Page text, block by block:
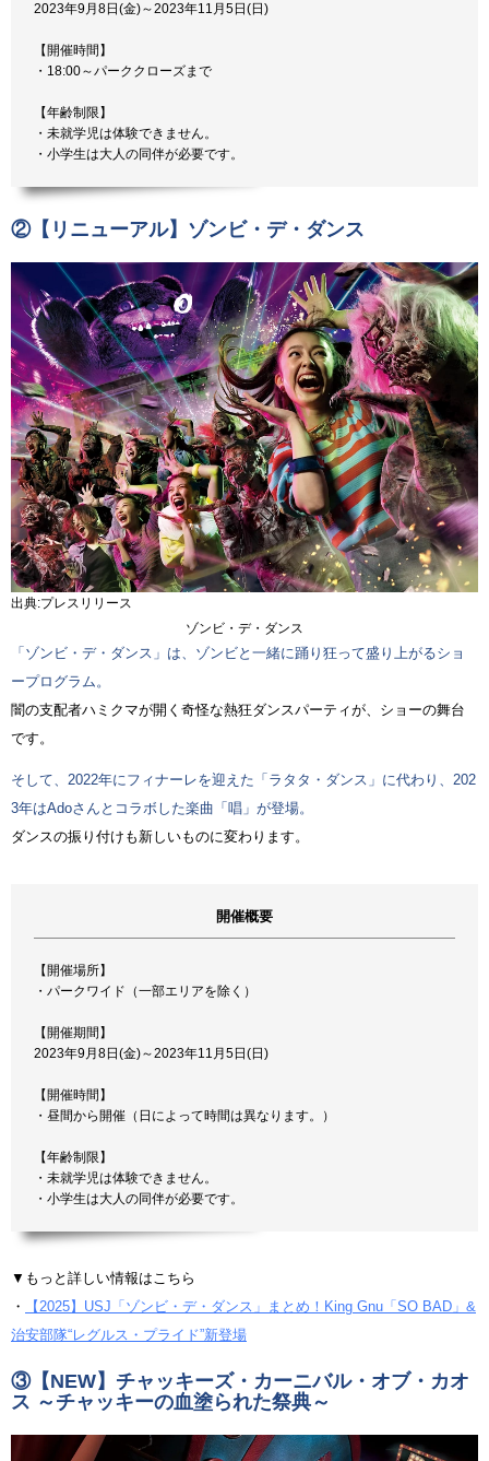
2023年9月8日(金)～2023年11月5日(日)
【開催時間】
・18:00～パーククローズまで
【年齢制限】
・未就学児は体験できません。
・小学生は大人の同伴が必要です。
②【リニューアル】ゾンビ・デ・ダンス
出典:プレスリリース
ゾンビ・デ・ダンス
「ゾンビ・デ・ダンス」は、ゾンビと一緒に踊り狂って盛り上がるショ
ープログラム。
闇の支配者ハミクマが開く奇怪な熱狂ダンスパーティが、ショーの舞台
です。
そして、2022年にフィナーレを迎えた「ラタタ・ダンス」に代わり、202
3年はAdoさんとコラボした楽曲「唱」が登場。
ダンスの振り付けも新しいものに変わります。
開催概要
【開催場所】
・パークワイド（一部エリアを除く）
【開催期間】
2023年9月8日(金)～2023年11月5日(日)
【開催時間】
・昼間から開催（日によって時間は異なります。）
【年齢制限】
・未就学児は体験できません。
・小学生は大人の同伴が必要です。
▼もっと詳しい情報はこちら
・
【2025】USJ「ゾンビ・デ・ダンス」まとめ！King Gnu「SO BAD」&
治安部隊“レグルス・プライド”新登場
③【NEW】チャッキーズ・カーニバル・オブ・カオ
ス ～チャッキーの血塗られた祭典～